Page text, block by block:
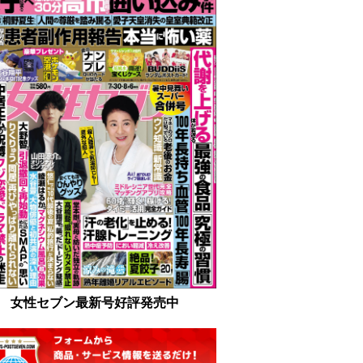
女性セブン最新号好評発売中